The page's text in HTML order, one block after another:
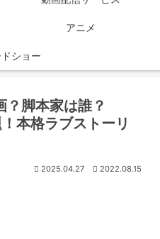
アニメ
ショー
？脚本家は誰？
本格ラブストーリ
2025.04.27 2022.08.15